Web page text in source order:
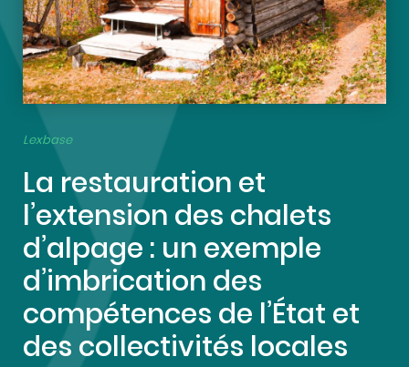
Lexbase
La restauration et
l’extension des chalets
d’alpage : un exemple
d’imbrication des
compétences de l’État et
des collectivités locales